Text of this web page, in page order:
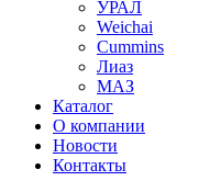
УРАЛ
Weichai
Cummins
Лиаз
МАЗ
Каталог
О компании
Новости
Контакты